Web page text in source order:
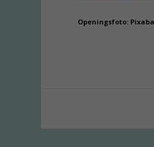
Openingsfoto: